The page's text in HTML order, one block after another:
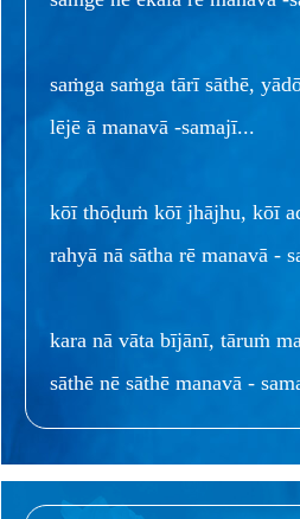
saṁga saṁga tārī sāthē,
lējē ā manavā -samajī...
kōī thōḍuṁ kōī jhājhu, kōī
rahyā nā sātha rē manavā -
kara nā vāta bījānī, tāruṁ
sāthē nē sāthē manavā -